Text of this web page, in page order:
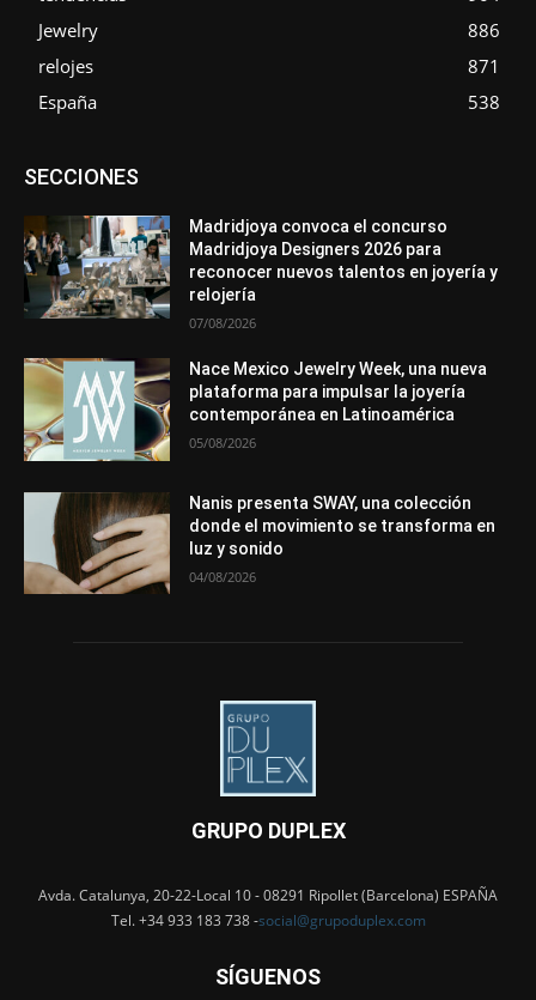
Jewelry
886
relojes
871
España
538
SECCIONESAsociaciones
Entrevistas
Mundo Técnico
Novedades Opiniones
Perspectiva
Premios
Secciones Sin categoría
Más
Madridjoya convoca el concurso
Madridjoya Designers 2026 para
reconocer nuevos talentos en joyería y
relojería
07/08/2026
Nace Mexico Jewelry Week, una nueva
plataforma para impulsar la joyería
contemporánea en Latinoamérica
05/08/2026
Nanis presenta SWAY, una colección
donde el movimiento se transforma en
luz y sonido
04/08/2026
GRUPO DUPLEX
Avda. Catalunya, 20-22-Local 10 - 08291 Ripollet (Barcelona) ESPAÑA
Tel. +34 933 183 738 -social@grupoduplex.com
SÍGUENOS